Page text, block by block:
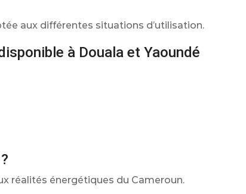
aux différentes situations d’utilisation.
à Douala et Yaoundé
réalités énergétiques du Cameroun.